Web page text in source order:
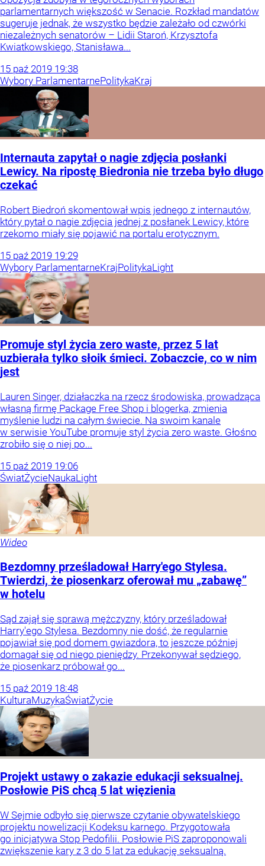
parlamentarnych większość w Senacie. Rozkład mandatów
sugeruje jednak, że wszystko będzie zależało od czwórki
niezależnych senatorów – Lidii Staroń, Krzysztofa
Kwiatkowskiego, Stanisława...
15 paź 2019 19:38
Wybory ParlamentarnePolitykaKraj
Internauta zapytał o nagie zdjęcia posłanki
Lewicy. Na ripostę Biedronia nie trzeba było długo
czekać
Robert Biedroń skomentował wpis jednego z internautów,
który pytał o nagie zdjęcia jednej z posłanek Lewicy, które
rzekomo miały się pojawić na portalu erotycznym.
15 paź 2019 19:29
Wybory ParlamentarneKrajPolitykaLight
Promuje styl życia zero waste, przez 5 lat
uzbierała tylko słoik śmieci. Zobaczcie, co w nim
jest
Lauren Singer, działaczka na rzecz środowiska, prowadząca
własną firmę Package Free Shop i blogerka, zmienia
myślenie ludzi na całym świecie. Na swoim kanale
w serwisie YouTube promuje styl życia zero waste. Głośno
zrobiło się o niej po...
15 paź 2019 19:06
ŚwiatŻycieNaukaLight
Wideo
Bezdomny prześladował Harry'ego Stylesa.
Twierdzi, że piosenkarz oferował mu „zabawę”
w hotelu
Sąd zajął się sprawą mężczyzny, który prześladował
Harry'ego Stylesa. Bezdomny nie dość, że regularnie
pojawiał się pod domem gwiazdora, to jeszcze później
domagał się od niego pieniędzy. Przekonywał sędziego,
że piosenkarz próbował go...
15 paź 2019 18:48
KulturaMuzykaŚwiatŻycie
Projekt ustawy o zakazie edukacji seksualnej.
Posłowie PiS chcą 5 lat więzienia
W Sejmie odbyło się pierwsze czytanie obywatelskiego
projektu nowelizacji Kodeksu karnego. Przygotowała
go inicjatywa Stop Pedofilii. Posłowie PiS zaproponowali
zwiększenie kary z 3 do 5 lat za edukację seksualną.